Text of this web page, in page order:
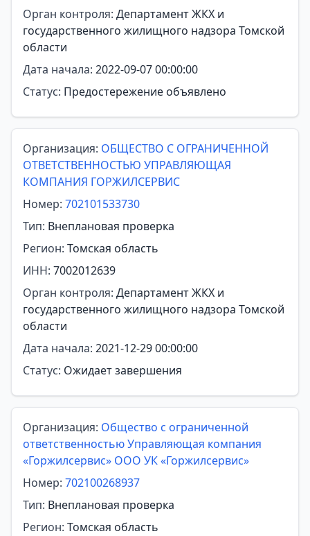
Орган контроля: Департамент ЖКХ и
государственного жилищного надзора Томской
области
Дата начала: 2022-09-07 00:00:00
Статус: Предостережение объявлено
Организация: ОБЩЕСТВО С ОГРАНИЧЕННОЙ
ОТВЕТСТВЕННОСТЬЮ УПРАВЛЯЮЩАЯ
КОМПАНИЯ ГОРЖИЛСЕРВИС
Номер: 702101533730
Тип: Внеплановая проверка
Регион: Томская область
ИНН: 7002012639
Орган контроля: Департамент ЖКХ и
государственного жилищного надзора Томской
области
Дата начала: 2021-12-29 00:00:00
Статус: Ожидает завершения
Организация: Общество с ограниченной
ответственностью Управляющая компания
«Горжилсервис» ООО УК «Горжилсервис»
Номер: 702100268937
Тип: Внеплановая проверка
Регион: Томская область